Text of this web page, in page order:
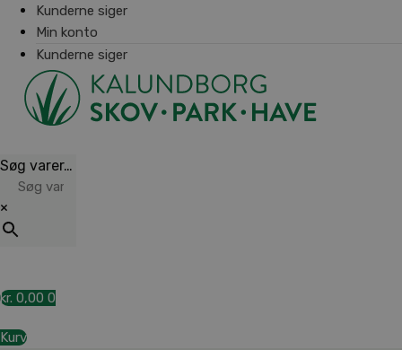
Kunderne siger
Min konto
Kunderne siger
Søg varer…
×
kr. 0,00 0
Kurv